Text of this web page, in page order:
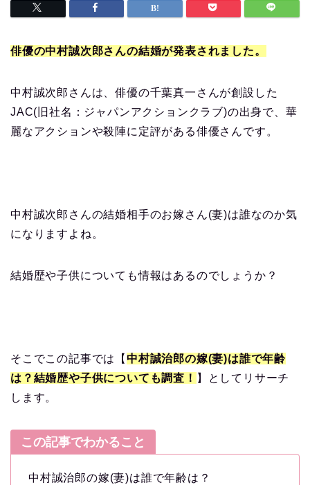
俳優の中村誠次郎さんの結婚が発表されました。
中村誠次郎さんは、俳優の千葉真一さんが創設した
JAC(旧社名：ジャパンアクションクラブ)の出身で、華
麗なアクションや殺陣に定評がある俳優さんです。
中村誠次郎さんの結婚相手のお嫁さん(妻)は誰なのか気
になりますよね。
結婚歴や子供についても情報はあるのでしょうか？
そこでこの記事では【 中村誠治郎の嫁(妻)は誰で年齢
は？結婚歴や子供についても調査！ 】としてリサーチ
します。
この記事でわかること
中村誠治郎の嫁(妻)は誰で年齢は？